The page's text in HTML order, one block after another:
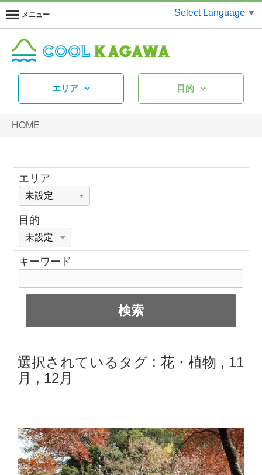
メニュー Select Language ▼
エリア 目的
HOME
エリア
目的
キーワード
選択されているタグ : 花・植物 , 11
月
, 12月